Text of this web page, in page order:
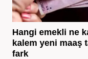
Hangi emekli ne
kalem yeni maaş
fark